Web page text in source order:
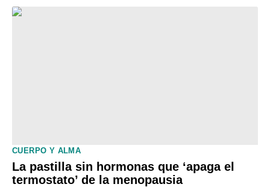
CUERPO Y ALMA
La pastilla sin hormonas que ‘apaga el
termostato’ de la menopausia